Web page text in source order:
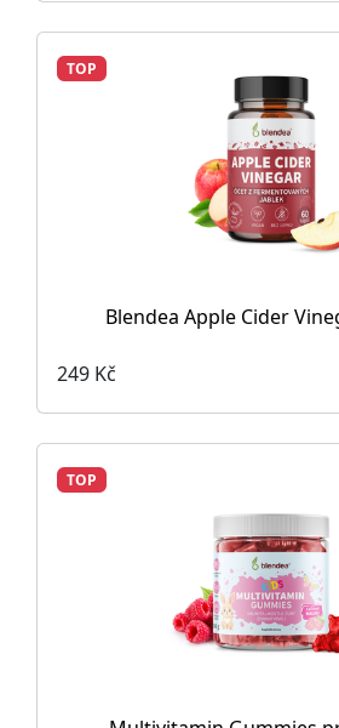
TOP
Blendea Apple Cider
249 Kč
TOP